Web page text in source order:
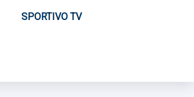
SPORTIVO TV